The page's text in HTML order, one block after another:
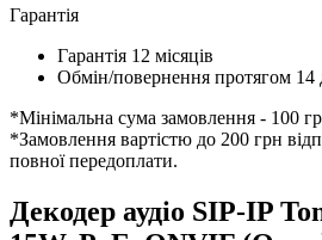
Гарантія
Гарантія 12 місяців
Обмін/повернення протягом 14
*Мінімальна сума замовлення - 100
*Замовлення вартістю до 200 грн
повної передоплати.
Декодер аудіо SIP-IP